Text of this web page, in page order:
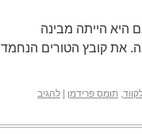
היא הייתה מבינה
את קובץ הטורים הנחמד
, תומס פרידמן להגיב